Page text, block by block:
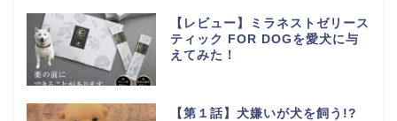
【レビュー】ミラネストゼリース
ティック FOR DOGを愛犬に与
えてみた！
【第１話】犬嫌いが犬を飼う!?